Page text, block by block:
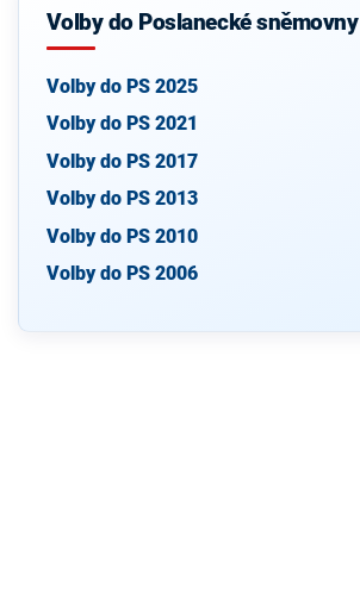
Volby do Poslanecké sněmovny
Volby do PS 2025
Volby do PS 2021
Volby do PS 2017
Volby do PS 2013
Volby do PS 2010
Volby do PS 2006